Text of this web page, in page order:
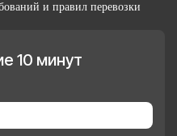
и правил перевозки
10 минут